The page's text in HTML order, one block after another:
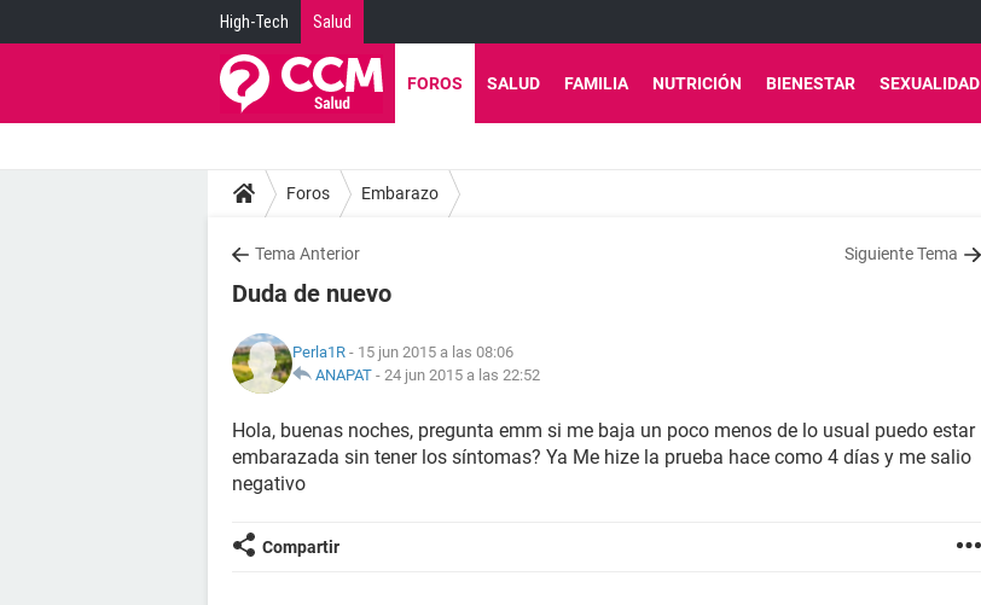
High-Tech Salud
FOROS SALUD FAMILIA NUTRICIÓN BIENESTAR SEXUALIDAD
Foros Embarazo
Tema Anterior Siguiente Tema
Duda de nuevo
Perla1R - 15 jun 2015 a las 08:06
ANAPAT - 24 jun 2015 a las 22:52
Hola, buenas noches, pregunta emm si me baja un poco menos de lo usual puedo estar
embarazada sin tener los síntomas? Ya Me hize la prueba hace como 4 días y me salio
negativo
Compartir